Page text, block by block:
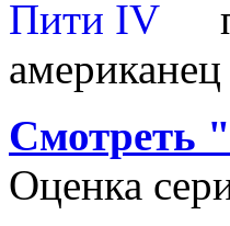
Смотреть
Оценка